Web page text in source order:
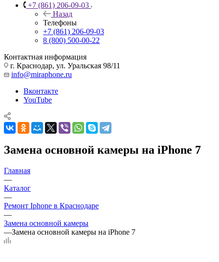
+7 (861) 206-09-03
Назад
Телефоны
+7 (861) 206-09-03
8 (800) 500-00-22
Контактная информация
г. Краснодар, ул. Уральская 98/11
info@miraphone.ru
Вконтакте
YouTube
Замена основной камеры на iPhone 7
Главная
—
Каталог
—
Ремонт Iphone в Краснодаре
—
Замена основной камеры
—Замена основной камеры на iPhone 7